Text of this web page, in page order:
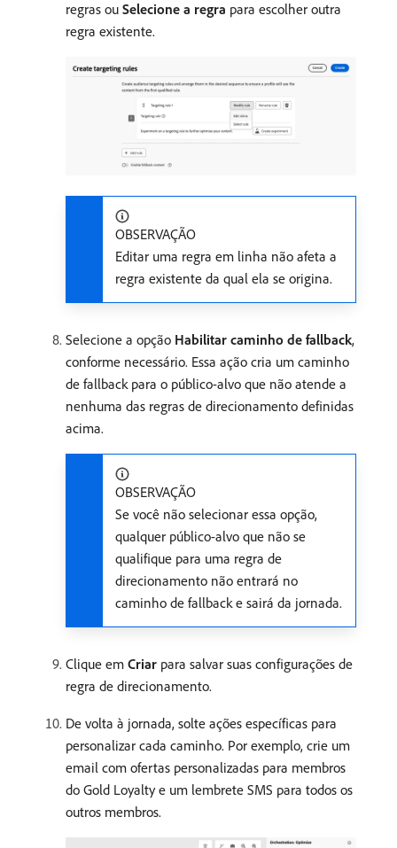
regras ou Selecione a regra para escolher outra
regra existente.
OBSERVAÇÃO
Editar uma regra em linha não afeta a
regra existente da qual ela se origina.
Selecione a opção Habilitar caminho de fallback,
conforme necessário. Essa ação cria um caminho
de fallback para o público-alvo que não atende a
nenhuma das regras de direcionamento definidas
acima.
OBSERVAÇÃO
Se você não selecionar essa opção,
qualquer público-alvo que não se
qualifique para uma regra de
direcionamento não entrará no
caminho de fallback e sairá da jornada.
Clique em Criar para salvar suas configurações de
regra de direcionamento.
De volta à jornada, solte ações específicas para
personalizar cada caminho. Por exemplo, crie um
email com ofertas personalizadas para membros
do Gold Loyalty e um lembrete SMS para todos os
outros membros.